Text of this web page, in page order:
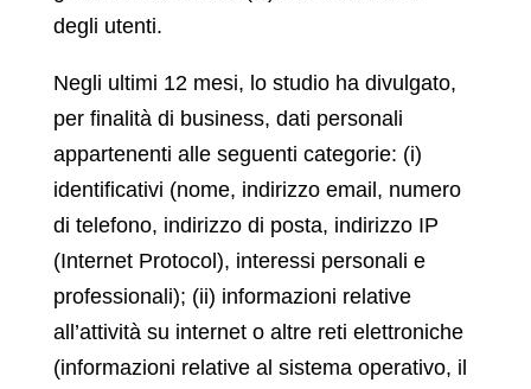
degli utenti.
Negli ultimi 12 mesi, lo studio ha divulgato,
per finalità di business, dati personali
appartenenti alle seguenti categorie: (i)
identificativi (nome, indirizzo email, numero
di telefono, indirizzo di posta, indirizzo IP
(Internet Protocol), interessi personali e
professionali); (ii) informazioni relative
all’attività su internet o altre reti elettroniche
(informazioni relative al sistema operativo, il